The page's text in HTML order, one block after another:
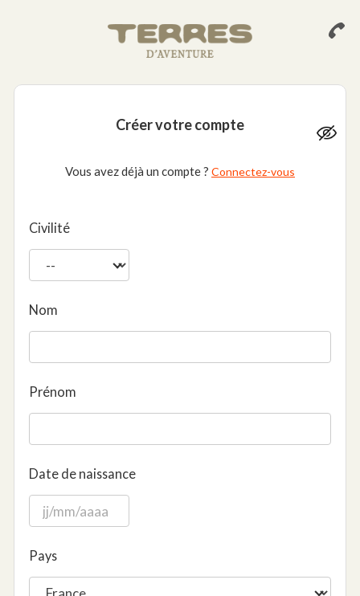
Créer votre compte
Vous avez déjà un compte ? Connectez-vous
Civilité
Nom
Prénom
Date de naissance
Pays